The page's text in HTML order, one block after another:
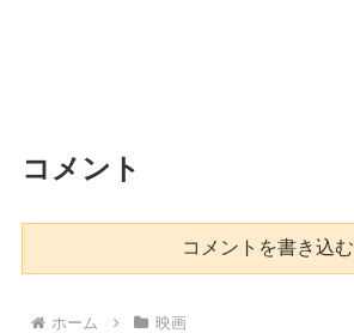
コメント
コメントを書き込む
ホーム 映画